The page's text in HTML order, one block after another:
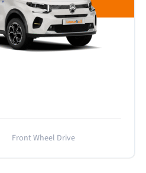
Front Wheel Drive